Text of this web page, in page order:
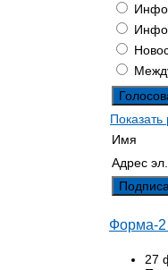
Показать
Имя
Адрес
Форма-2
27